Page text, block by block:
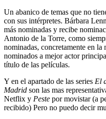
Un abanico de temas que no
con sus intérpretes. Bárbara
más nominadas y recibe
Antonio de la Torre, como
nominadas, concretamente en la
nominados a mejor actor
título de las películas.
Y en el apartado de las series El
Madrid son las mas
Netflix y Peste por movistar (a
recibido) Pero no puedo decir